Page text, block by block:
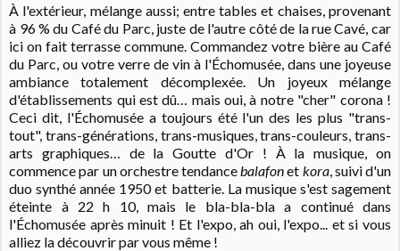
À l'extérieur, mélange aussi; entre tables et chaises, provenant
à 96 % du Café du Parc, juste de l'autre côté de la rue Cavé, car
ici on fait terrasse commune. Commandez votre bière au Café
du Parc, ou votre verre de vin à l'Échomusée, dans une joyeuse
ambiance totalement décomplexée. Un joyeux mélange
d'établissements qui est dû… mais oui, à notre "cher" corona !
Ceci dit, l'Échomusée a toujours été l'un des les plus "trans-
tout", trans-générations, trans-musiques, trans-couleurs, trans-
arts graphiques… de la Goutte d'Or ! À la musique, on
commence par un orchestre tendance balafonet kora, suivi d'un
duo synthé année 1950 et batterie. La musique s'est sagement
éteinte à 22 h 10, mais le bla-bla-bla a continué dans
l'Échomusée après minuit ! Et l'expo, ah oui, l'expo... et si vous
alliez la découvrir par vous même !